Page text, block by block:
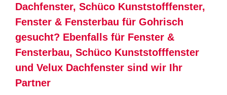
Dachfenster, Schüco Kunststofffenster,
Fenster & Fensterbau für Gohrisch
gesucht? Ebenfalls für Fenster &
Fensterbau, Schüco Kunststofffenster
und Velux Dachfenster sind wir Ihr
Partner